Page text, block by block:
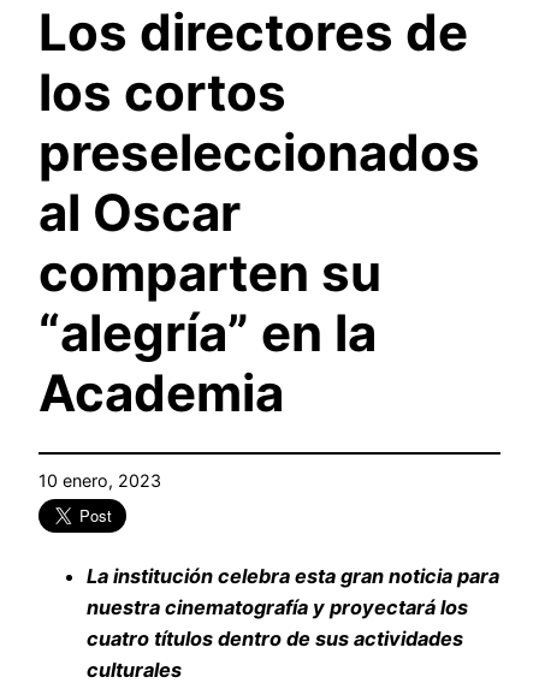
Los directores de
los cortos
preseleccionados
al Oscar
comparten su
“alegría” en la
Academia
10 enero, 2023
La institución celebra esta gran noticia para
nuestra cinematografía y proyectará los
cuatro títulos dentro de sus actividades
culturales